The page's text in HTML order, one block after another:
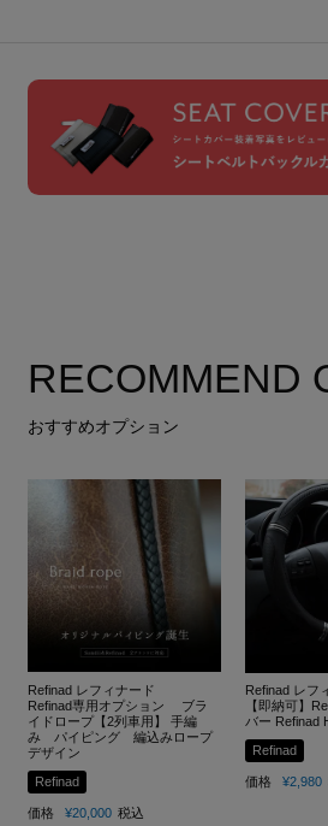
RECOMMEND
おすすめオプション
Refinad レフィナード
Refinad専用オプション ブラ
イドロープ【2列車用】 手編
み パイピング 編込みロープ
デザイン
Refinad
価格 ¥20,000 税込
Refinad レフ
【即納可】
バー Refinad
Refinad
価格 ¥2,980